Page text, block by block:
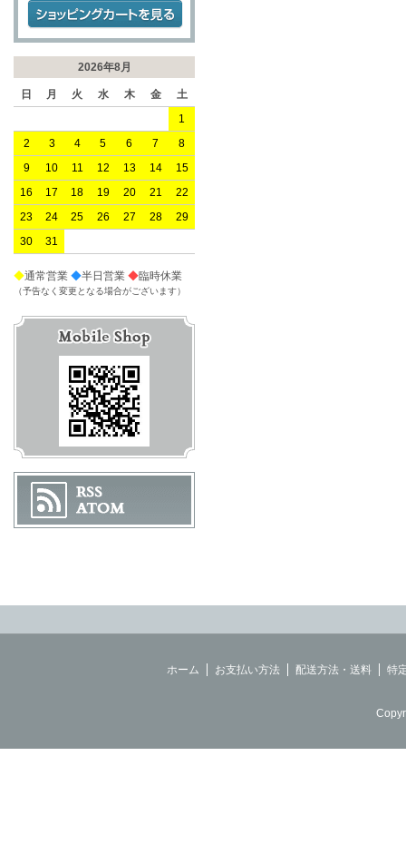
2026年8月
日 月 火 水 木 金
土
1
2
3 4 5 6 7
8
9
10 11 12 13 14
15
16
17 18 19 20 21
22
23
24 25 26 27 28
29
30
31
◆通常営業 ◆半日営業 ◆臨時休業
（予告なく変更となる場合がございます）
ホーム お支払い方法 配送方法・送料 特